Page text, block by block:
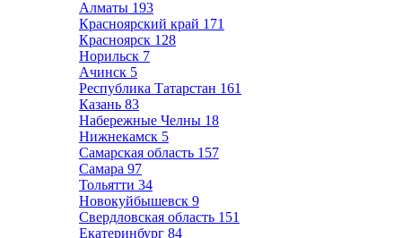
Алматы 193
Красноярский край 171
Красноярск 128
Норильск 7
Ачинск 5
Республика Татарстан 161
Казань 83
Набережные Челны 18
Нижнекамск 5
Самарская область 157
Самара 97
Тольятти 34
Новокуйбышевск 9
Свердловская область 151
Екатеринбург 84